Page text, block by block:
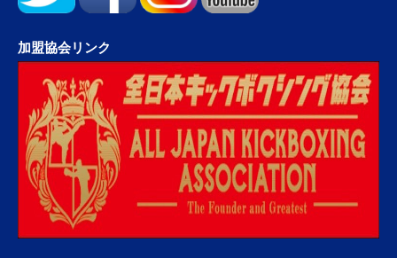
加盟協会リンク